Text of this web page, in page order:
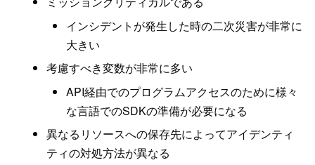
インシデントが発生した時の二次災害が非常に
大きい
考慮すべき変数が非常に多い
API経由でのプログラムアクセスのために様々
な言語でのSDKの準備が必要になる
異なるリソースへの保存先によってアイデンティ
ティの対処方法が異なる